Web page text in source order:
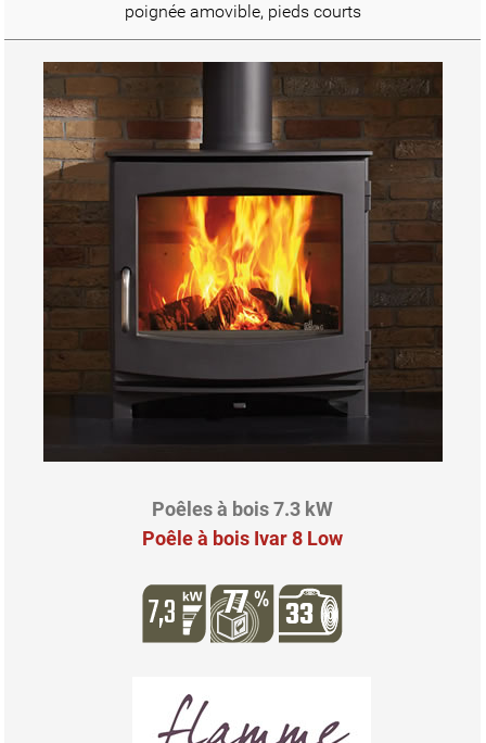
poignée amovible, pieds courts
Poêles à bois 7.3 kW
Poêle à bois Ivar 8 Low